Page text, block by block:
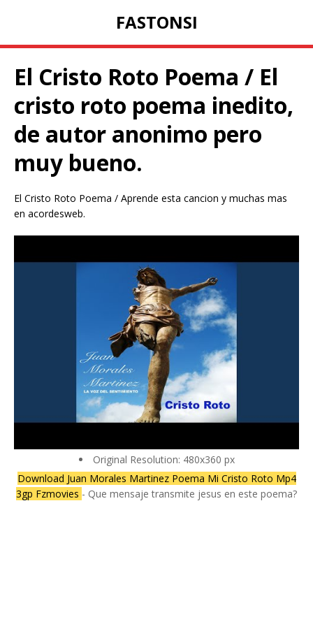
FASTONSI
El Cristo Roto Poema / El
cristo roto poema inedito,
de autor anonimo pero
muy bueno.
El Cristo Roto Poema / Aprende esta cancion y muchas mas
en acordesweb.
Original Resolution: 480x360 px
Download Juan Morales Martinez Poema Mi Cristo Roto Mp4
3gp Fzmovies - Que mensaje transmite jesus en este poema?